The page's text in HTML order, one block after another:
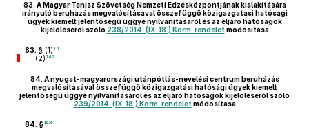
83. A Magyar Tenisz Szövetség Nemzeti Edzésközpontjának kialakítására
irányuló beruházás megvalósításával összefüggő közigazgatási hatósági
ügyek kiemelt jelentőségű üggyé nyilvánításáról és az eljáró hatóságok
kijelöléséről szóló 238/2014. (IX. 18.) Korm. rendelet módosítása
83. § (1) 141
(2) 142
84. A nyugat-magyarországi utánpótlás-nevelési centrum beruházás
megvalósításával összefüggő közigazgatási hatósági ügyek kiemelt
jelentőségű üggyé nyilvánításáról és az eljáró hatóságok kijelöléséről szóló
239/2014. (IX. 18.) Korm. rendelet módosítása
84. §143